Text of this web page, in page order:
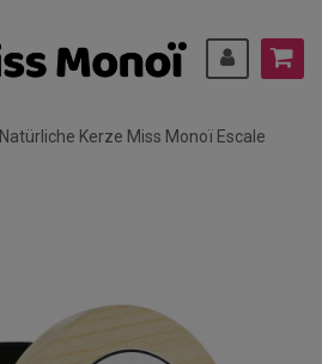
Natürliche Kerze Miss Monoï Escale